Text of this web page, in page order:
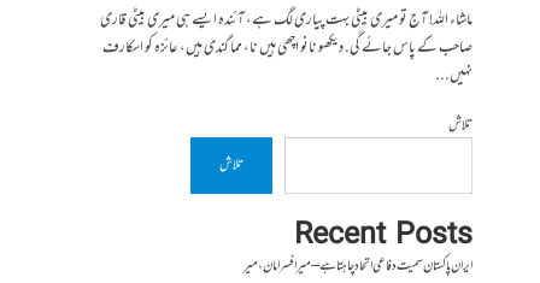
ماشاء اللہ! آج تو میری بیٹی بہت پیاری لگ ہے، آئندہ ایسے ہی میری بیٹی قاری
صاحب کے پاس جائے گی. دیکھو نانو اچھی ہیں نا، مما گندی ہیں، عائزہ کو اسکارف
نہیں...
تلاش
تلاش
Recent Posts
ایران پاکستان سمیت دفاعی اتحاد چاہتا ہے – میر افسر امان،میر